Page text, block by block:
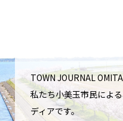
TOWN JOURNAL
私たち小美玉市民によ
ディアです。